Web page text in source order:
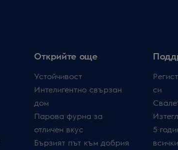
Открийте още
Устойчивост
Интелигентно свързан
дом
Парова фурна за
отличен вкус
Бързият път към добрия
си
5